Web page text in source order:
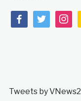
facebooktwitter
Tweets by